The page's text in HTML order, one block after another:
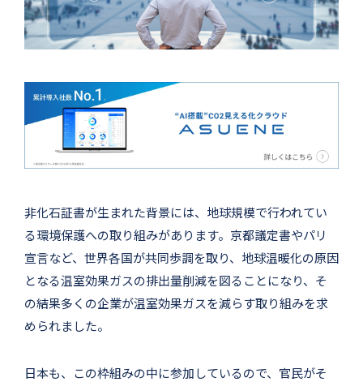
非化石証書が生まれた背景には、地球規模で行われてい
る環境保護への取り組みがあります。京都議定書やパリ
宣言など、世界各国が共同歩調を取り、地球温暖化の原因
となる温室効果ガスの排出量削減を図ることになり、そ
の結果多くの企業が温室効果ガスを減らす取り組みを求
められました。
日本も、この枠組みの中に参加しているので、官民がそ